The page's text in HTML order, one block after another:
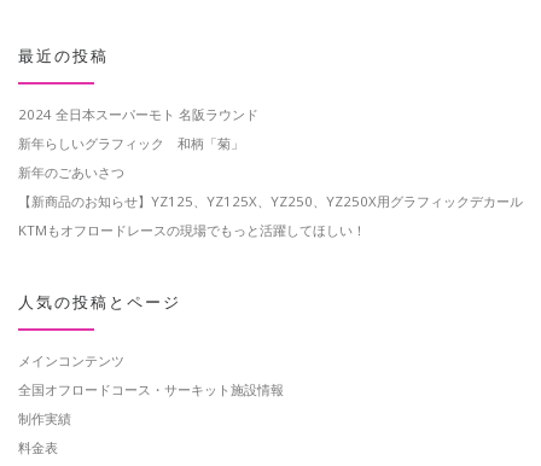
最近の投稿
2024 全日本スーパーモト 名阪ラウンド
新年らしいグラフィック 和柄「菊」
新年のごあいさつ
【新商品のお知らせ】YZ125、YZ125X、YZ250、YZ250X用グラフィックデカール
KTMもオフロードレースの現場でもっと活躍してほしい！
人気の投稿とページ
メインコンテンツ
全国オフロードコース・サーキット施設情報
制作実績
料金表